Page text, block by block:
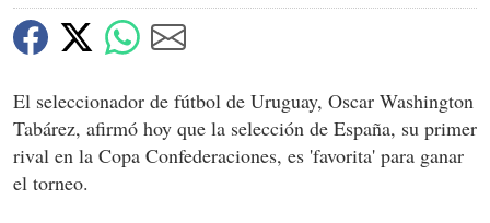
El seleccionador de fútbol de Uruguay, Oscar Washington
Tabárez, afirmó hoy que la selección de España, su primer
rival en la Copa Confederaciones, es 'favorita' para ganar
el torneo.